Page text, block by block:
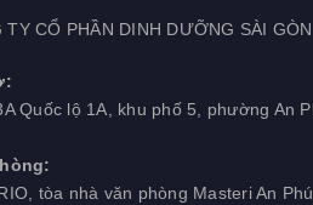
TY CỔ PHẦN DINH DƯỠNG SÀI GÒN
Quốc lộ 1A, khu phố 5, phường An
tòa nhà văn phòng Masteri An